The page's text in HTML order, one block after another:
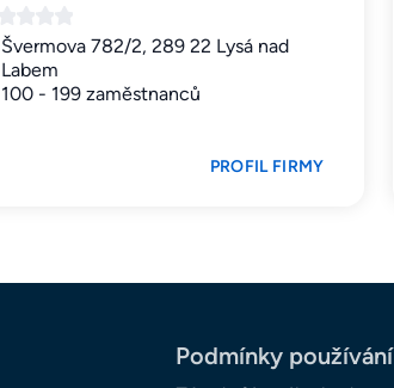
Švermova 782/2, 289 22 Lysá nad
Labem
100 - 199 zaměstnanců
PROFIL FIRMY
Podmínky používání